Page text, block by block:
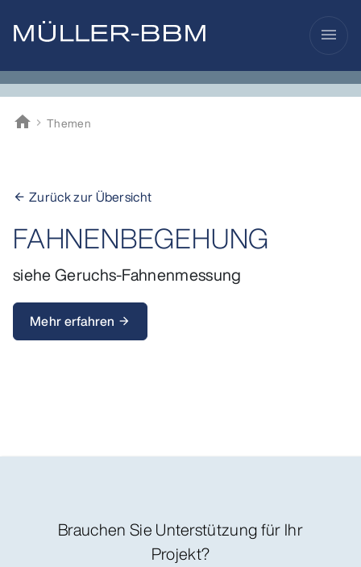
menu
home
Müller-BBM
Themen
arrow_back Zurück zur Übersicht
FAHNENBEGEHUNG
siehe Geruchs-Fahnenmessung
Mehr erfahren arrow_forward
Brauchen Sie Unterstützung für Ihr
Projekt?